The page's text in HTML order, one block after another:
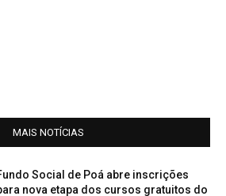
MAIS NOTÍCIAS
Social de Poá abre inscrições
nova etapa dos cursos gratuitos do